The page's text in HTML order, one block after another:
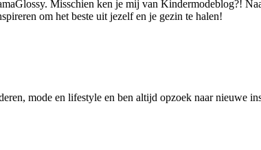
Misschien ken je mij van Kindermodeblog?!
om het beste uit jezelf en je gezin te halen!
mode en lifestyle en ben altijd opzoek naar nieuwe